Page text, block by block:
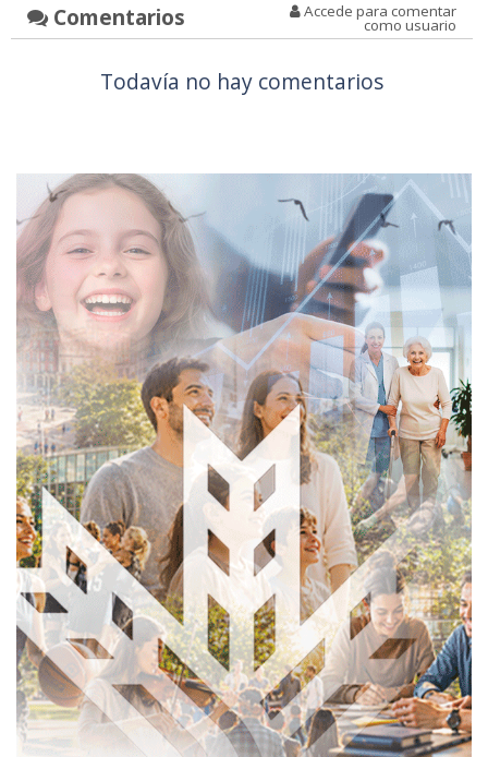
Comentarios Accede para comentar
como usuario
Todavía no hay comentarios